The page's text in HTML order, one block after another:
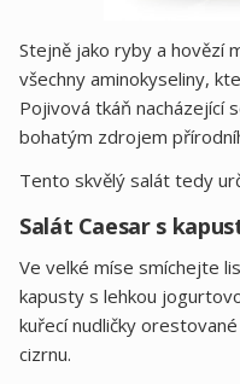
Stejně jako ryby a hovězí
všechny aminokyseliny,
Pojivová tkáň nacházející
bohatým zdrojem
Tento skvělý salát tedy
Salát Caesar s
Ve velké míse smíchejte
kapusty s lehkou
kuřecí nudličky
cizrnu.